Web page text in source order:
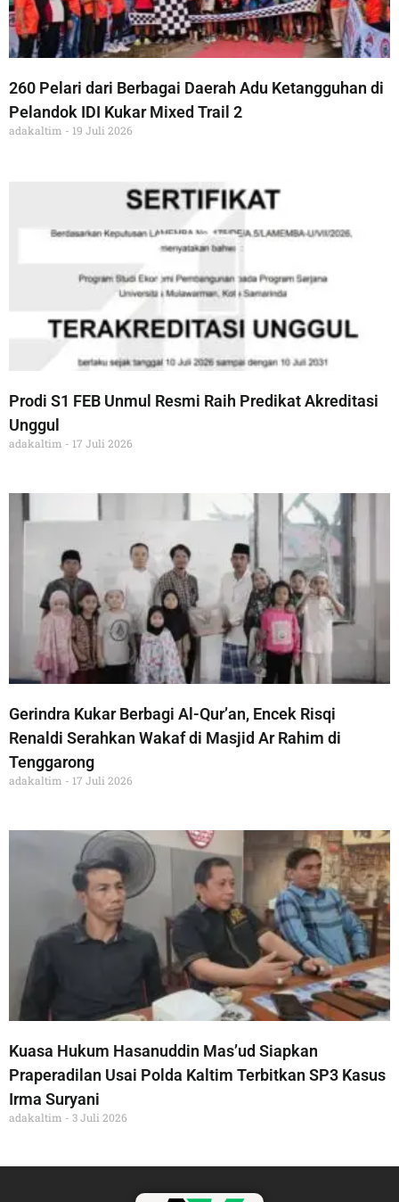
260 Pelari dari Berbagai Daerah Adu Ketangguhan di
Pelandok IDI Kukar Mixed Trail 2
adakaltim 19 Juli 2026
Prodi S1 FEB Unmul Resmi Raih Predikat Akreditasi
Unggul
adakaltim 17 Juli 2026
Gerindra Kukar Berbagi Al-Qur’an, Encek Risqi
Renaldi Serahkan Wakaf di Masjid Ar Rahim di
Tenggarong
adakaltim 17 Juli 2026
Kuasa Hukum Hasanuddin Mas’ud Siapkan
Praperadilan Usai Polda Kaltim Terbitkan SP3 Kasus
Irma Suryani
adakaltim 3 Juli 2026